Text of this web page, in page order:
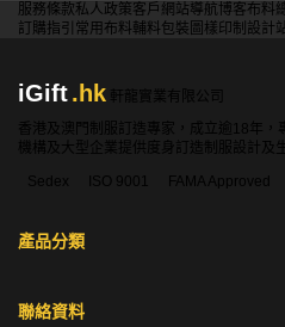
合選擇最適合的顏色和材質。
答：我們的最小訂單量通常是1
數量，請與我們的銷售團隊聯
討論和安排。
答：當然可以！我們支持在牧
標誌，例如教會徽章、個人名
保您的設計能完美呈現。
服務條款私人政策客戶 網站導航博客布料
訂購指引 常用布料輔料包裝 圖樣印制 設計
iGift.hk
軒龍實業有限公司
香港及澳門制服訂造專家，成立逾18年，
機構及大型企業提供度身訂造制服設計及
Sedex
ISO 9001 FAMA Approved
產品分類
聯絡資料